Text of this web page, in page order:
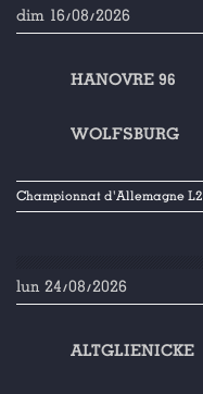
dim 16/08/2026
HANOVRE 96
WOLFSBURG
Championnat d'Allemagne L2
lun 24/08/2026
ALTGLIENICKE